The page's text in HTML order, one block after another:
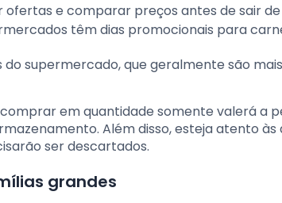
e comparar preços antes de sair de
têm dias promocionais para
supermercado, que geralmente são mais
em quantidade somente valerá a
Além disso, esteja atento às
ser descartados.
grandes